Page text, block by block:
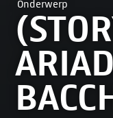
Onderwerp